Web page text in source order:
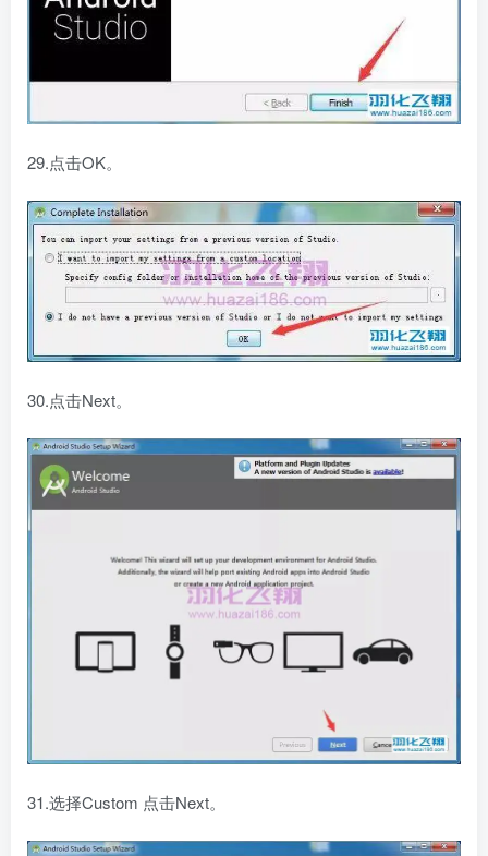
29.点击OK。
30.点击Next。
31.选择Custom 点击Next。